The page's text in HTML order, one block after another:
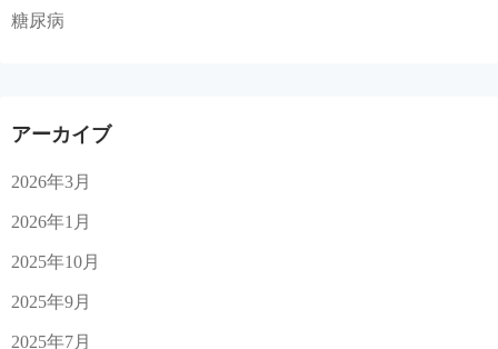
糖尿病
アーカイブ
2026年3月
2026年1月
2025年10月
2025年9月
2025年7月